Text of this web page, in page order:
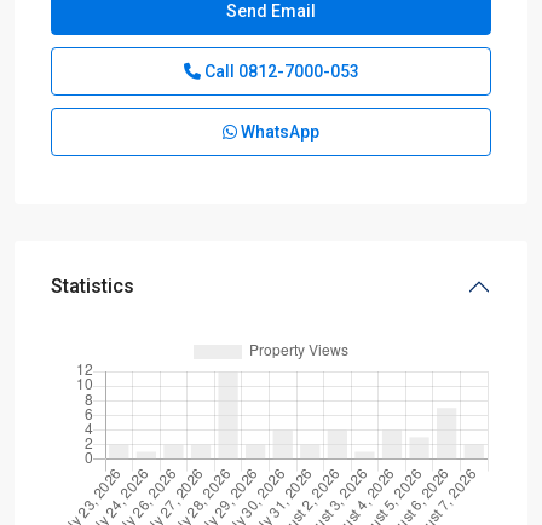
Call 0812-7000-053
WhatsApp
Statistics